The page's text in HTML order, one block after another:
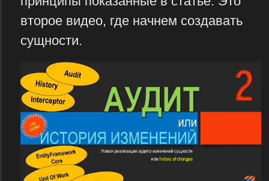
второе видео, где начнем создавать
сущности.